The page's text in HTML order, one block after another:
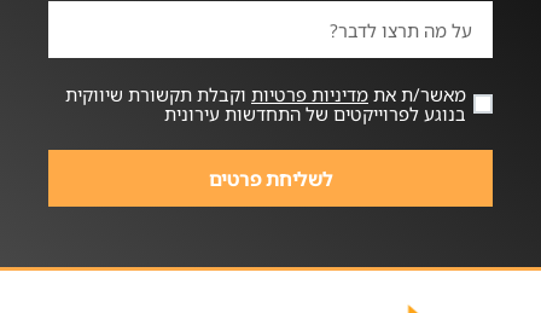
מאשר/ת את מדיניות פרטיות וקבלת תקשורת שיווקית
בנוגע לפרוייקטים של התחדשות עירונית
לשליחת פרטים